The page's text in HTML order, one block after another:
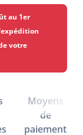
au 1er
votre
Moyens
de
paiement